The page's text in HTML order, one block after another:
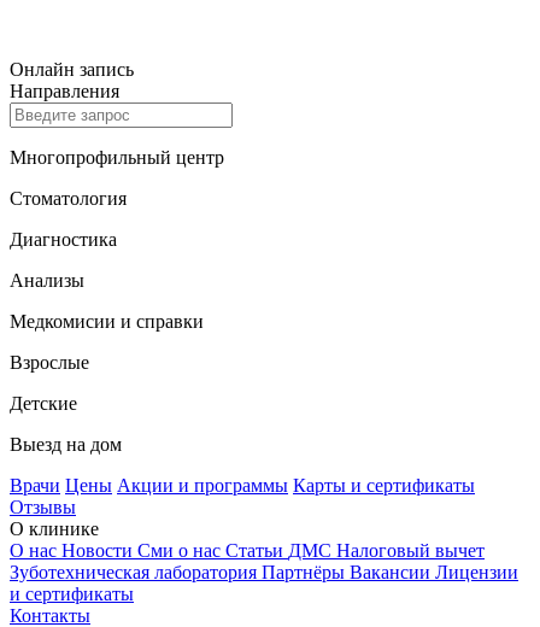
Онлайн запись
Направления
Многопрофильный центр
Стоматология
Диагностика
Анализы
Медкомисии и справки
Взрослые
Детские
Выезд на дом
Врачи Цены Акции и программы Карты и сертификаты
Отзывы
О клинике
О нас Новости Сми о нас Статьи ДМС Налоговый вычет
Зуботехническая лаборатория Партнёры Вакансии Лицензии
и сертификаты
Контакты